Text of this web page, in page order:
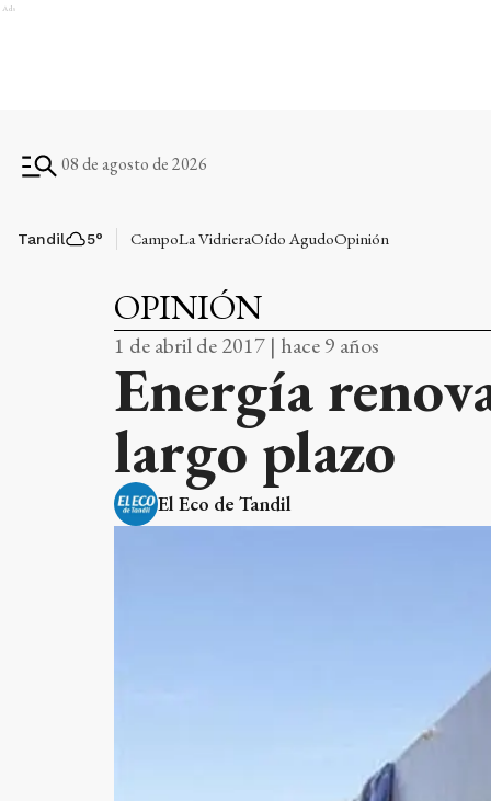
Ads
08 de agosto de 2026
Tandil 5° CampoLa VidrieraOído AgudoOpinión
OPINIÓN
1 de abril de 2017 | hace 9 años
Energía
largo plazo
El Eco de Tandil